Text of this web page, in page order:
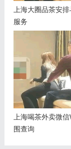
上海大圈品茶安
服务
上海喝茶外卖微
围查询